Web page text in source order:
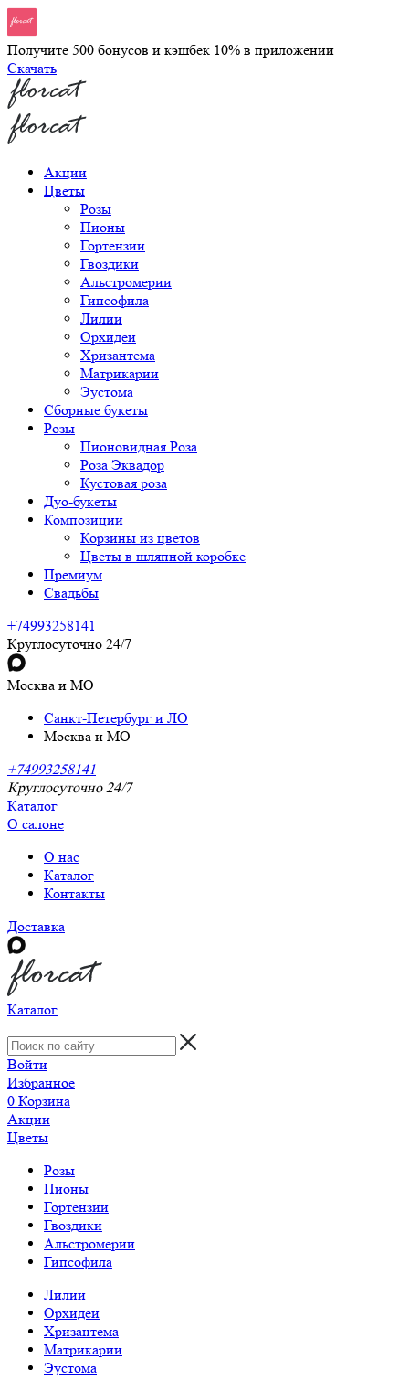
Получите 500 бонусов и кэшбек 10% в приложении
Скачать
Акции
Цветы
Розы
Пионы
Гортензии
Гвоздики
Альстромерии
Гипсофила
Лилии
Орхидеи
Хризантема
Матрикарии
Эустома
Сборные букеты
Розы
Пионовидная Роза
Роза Эквадор
Кустовая роза
Дуо-букеты
Композиции
Корзины из цветов
Цветы в шляпной коробке
Премиум
Свадьбы
+74993258141
Круглосуточно 24/7
Москва и МО
Санкт-Петербург и ЛО
Москва и МО
+74993258141
Круглосуточно 24/7
Каталог
О салоне
О нас
Каталог
Контакты
Доставка
Каталог
Войти
Избранное
0 Корзина
Акции
Цветы
Розы
Пионы
Гортензии
Гвоздики
Альстромерии
Гипсофила
Лилии
Орхидеи
Хризантема
Матрикарии
Эустома